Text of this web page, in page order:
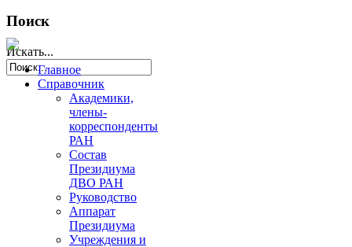
Поиск
Искать...
Главное
Справочник
Академики,
члены-
корреспонденты
РАН
Состав
Президиума
ДВО РАН
Руководство
Аппарат
Президиума
Учреждения и